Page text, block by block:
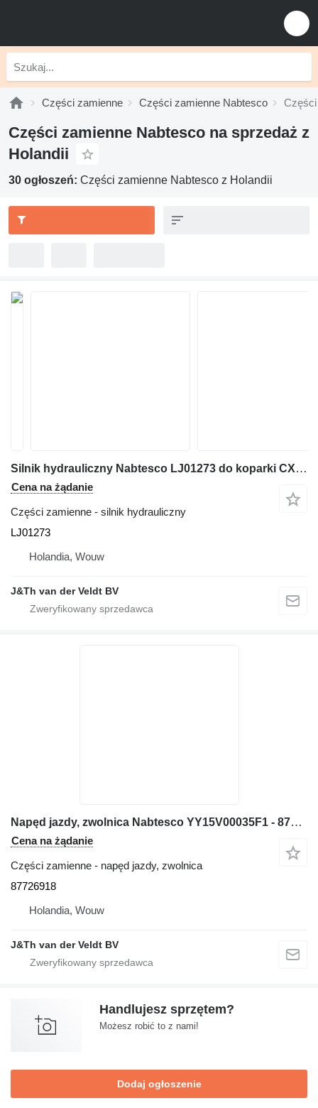
Części zamienne Części zamienne Nabtesco
Części zamienne Nabtesco na sprzedaż z
Holandii
30 ogłoszeń: Części zamienne Nabtesco z Holandii
Silnik hydrauliczny Nabtesco LJ01273 do koparki CX330 CX350
Cena na żądanie
Części zamienne - silnik hydrauliczny
LJ01273
Holandia, Wouw
J&Th van der Veldt BV
Napęd jazdy, zwolnica Nabtesco YY15V00035F1 - 87726918 do koparki E135B E140CSR E135BSR
Cena na żądanie
Części zamienne - napęd jazdy, zwolnica
87726918
Holandia, Wouw
J&Th van der Veldt BV
Handlujesz sprzętem?
Możesz robić to z nami!
Dodaj ogłoszenie